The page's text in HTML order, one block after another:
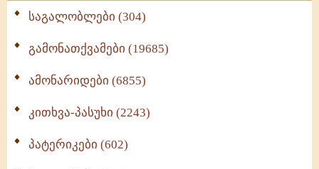
საგალობლები (304)
გამონათქვამები (19685)
ამონარიდები (6855)
კითხვა-პასუხი (2243)
პატერიკები (602)